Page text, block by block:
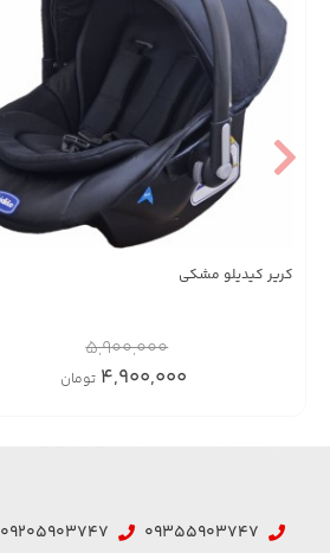
کریر کیدیلو مشکی
5,900,000
4,900,000 تومان
09355903747
09205903747